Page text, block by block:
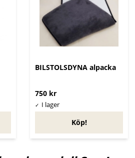
BILSTOLSDYNA alpacka
750 kr
Köp!